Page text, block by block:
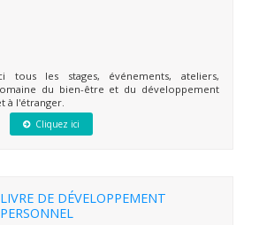
tous les stages, événements, ateliers,
du bien-être et du développement
à l'étranger.
Cliquez ici
LIVRE DE DÉVELOPPEMENT
PERSONNEL